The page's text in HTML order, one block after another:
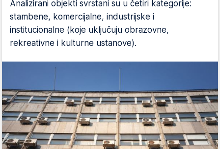
Analizirani objekti svrstani su u četiri kategorije:
stambene, komercijalne, industrijske i
institucionalne (koje uključuju obrazovne,
rekreativne i kulturne ustanove).